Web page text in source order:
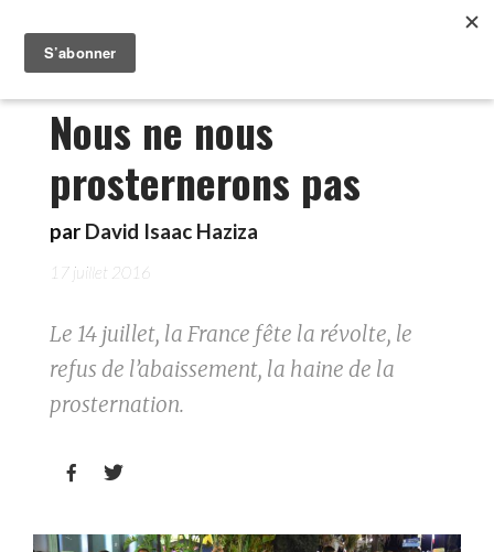
Nous ne nous
prosternerons pas
par David Isaac Haziza
17 juillet 2016
Le 14 juillet, la France fête la révolte, le
refus de l’abaissement, la haine de la
prosternation.
 